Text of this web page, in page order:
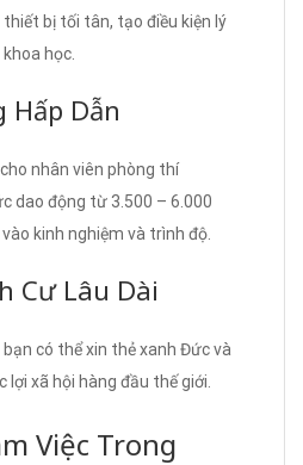
bị tối tân, tạo điều kiện lý
học.
Hấp Dẫn
nhân viên phòng thí
dao động từ 3.500 – 6.000
kinh nghiệm và trình độ.
Cư Lâu Dài
có thể xin thẻ xanh Đức và
lợi xã hội hàng đầu thế giới.
Việc Trong